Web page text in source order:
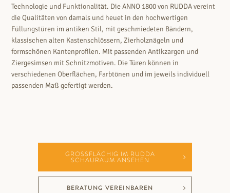
Technologie und Funktionalität. Die ANNO 1800 von RUDDA vereint
die Qualitäten von damals und heuet in den hochwertigen
Füllungstüren im antiken Stil, mit geschmiedeten Bändern,
klassischen alten Kastenschlössern, Zierholznägeln und
formschönen Kantenprofilen. Mit passenden Antikzargen und
Ziergesimsen mit Schnitzmotiven. Die Türen können in
verschiedenen Oberflächen, Farbtönen und im jeweils individuell
passenden Maß gefertigt werden.
GROSSFLÄCHIG IM RUDDA S
CHAURAUM ANSEHEN
BERATUNG VEREINBAREN